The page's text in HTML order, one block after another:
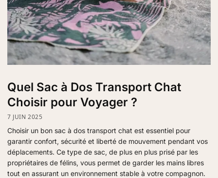
Quel Sac à Dos Transport Chat
Choisir pour Voyager ?
7 JUIN 2025
Choisir un bon sac à dos transport chat est essentiel pour
garantir confort, sécurité et liberté de mouvement pendant vos
déplacements. Ce type de sac, de plus en plus prisé par les
propriétaires de félins, vous permet de garder les mains libres
tout en assurant un environnement stable à votre compagnon.